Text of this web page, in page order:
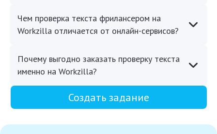
Чем проверка текста фрилансером на
Workzilla отличается от онлайн-сервисов?
Почему выгодно заказать проверку текста
именно на Workzilla?
Создать задание